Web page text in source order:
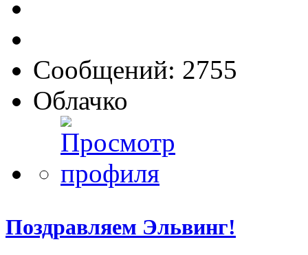
Сообщений: 2755
Облачко
Поздравляем Эльвинг!